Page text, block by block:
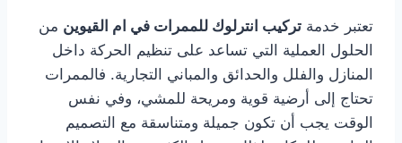
تعتبر خدمة تركيب انترلوك للممرات في ام القيوين من
الحلول العملية التي تساعد على تنظيم الحركة داخل
المنازل والفلل والحدائق والمباني التجارية. فالممرات
تحتاج إلى أرضية قوية ومريحة للمشي، وفي نفس
الوقت يجب أن تكون جميلة ومتناسقة مع التصميم